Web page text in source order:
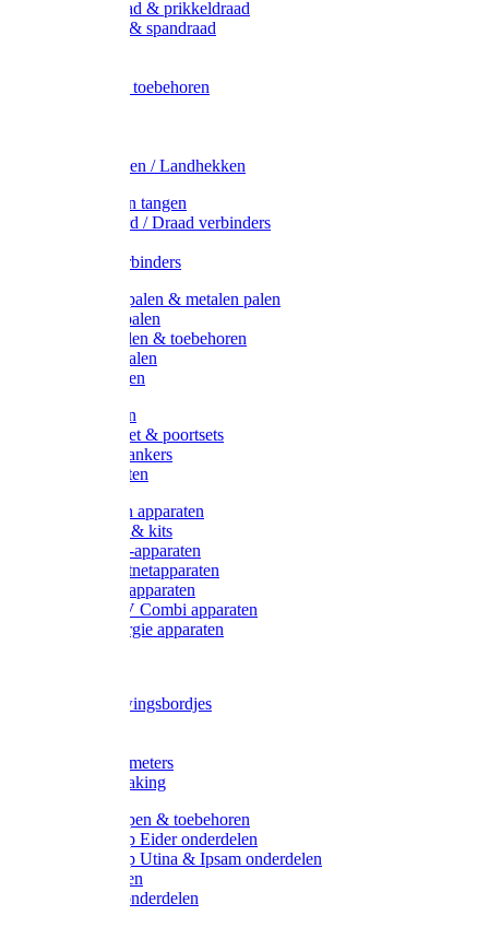
Metaal draad & prikkeldraad
Binddraad & spandraad
Afrasternet toebehoren
Weidehekken / Landhekken
Spanners en tangen
Lint / Koord / Draad verbinders
Litzclip verbinders
Recycling palen & metalen palen
Kunststof palen
T-Post t-palen & toebehoren
Glasfiber palen
Houten palen
Poortgrepen
Doorgangset & poortsets
Poortgreepankers
Weidepoorten
Onderdelen apparaten
Starter sets & kits
9V Batterij-apparaten
230V Lichtnetapparaten
12V Accu-apparaten
230V / 12V Combi apparaten
Zonne-energie apparaten
Waarschuwingsbordjes
Wegers en meters
Video bewaking
Weidepompen & toebehoren
Weidepomp Eider onderdelen
Weidepomp Utina & Ipsam onderdelen
Drinkbakken
Drinkbak onderdelen